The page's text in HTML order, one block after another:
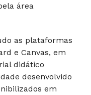
área
as plataformas
e Canvas, em
didático
desenvolvido
em